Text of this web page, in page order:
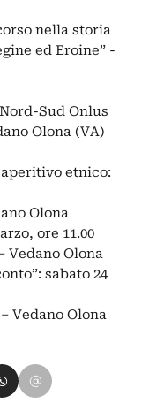
nella storia
ed Eroine” -
Sud Onlus
Olona (VA)
aperitivo etnico:
Olona
ore 11.00
Vedano Olona
sabato 24
Vedano Olona
su Pinterest
su WhatsApp
Condividi su Email